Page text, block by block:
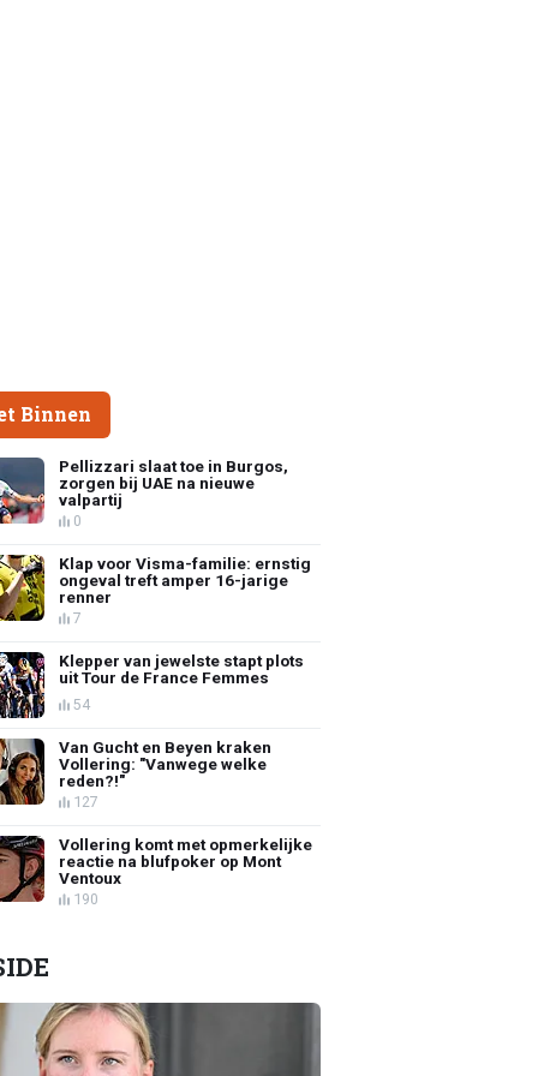
Binnen
Pellizzari slaat toe in Burgos,
zorgen bij UAE na nieuwe
valpartij
0
Klap voor Visma-familie: ernstig
ongeval treft amper 16-jarige
renner
7
Klepper van jewelste stapt plots
uit Tour de France Femmes
54
Van Gucht en Beyen kraken
Vollering: "Vanwege welke
reden?!"
127
Vollering komt met opmerkelijke
reactie na blufpoker op Mont
Ventoux
190